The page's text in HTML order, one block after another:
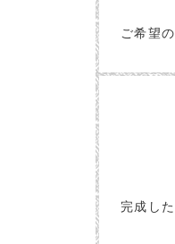
ご希望
完成し